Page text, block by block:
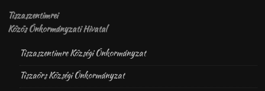
Tiszaszentimrei
Közös Önkormányzati Hivatal
Tiszaszentimre Községi Önkormányzat
Tiszaörs Községi Önkormányzat